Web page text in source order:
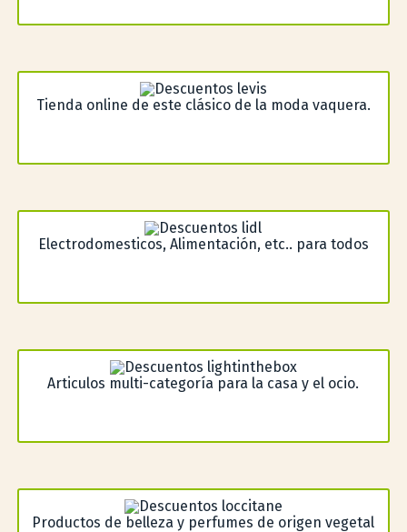
Tienda online de este clásico de la moda vaquera.
Electrodomesticos, Alimentación, etc.. para todos
Articulos multi-categoría para la casa y el ocio.
Productos de belleza y perfumes de origen vegetal